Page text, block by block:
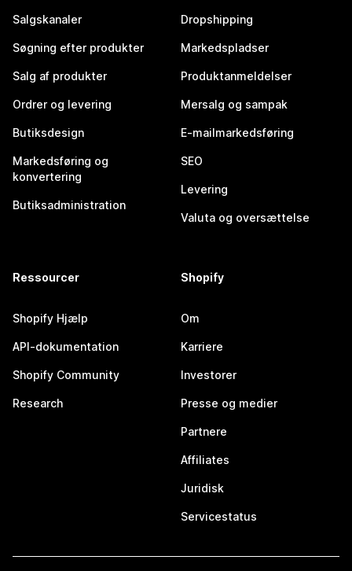
Salgskanaler
Søgning efter produkter
Salg af produkter
Ordrer og levering
Butiksdesign
Markedsføring og
konvertering
Butiksadministration
Dropshipping
Markedspladser
Produktanmeldelser
Mersalg og sampak
E-mailmarkedsføring
SEO
Levering
Valuta og oversættelse
Ressourcer
Shopify Hjælp
API-dokumentation
Shopify Community
Research
Shopify
Om
Karriere
Investorer
Presse og medier
Partnere
Affiliates
Juridisk
Servicestatus